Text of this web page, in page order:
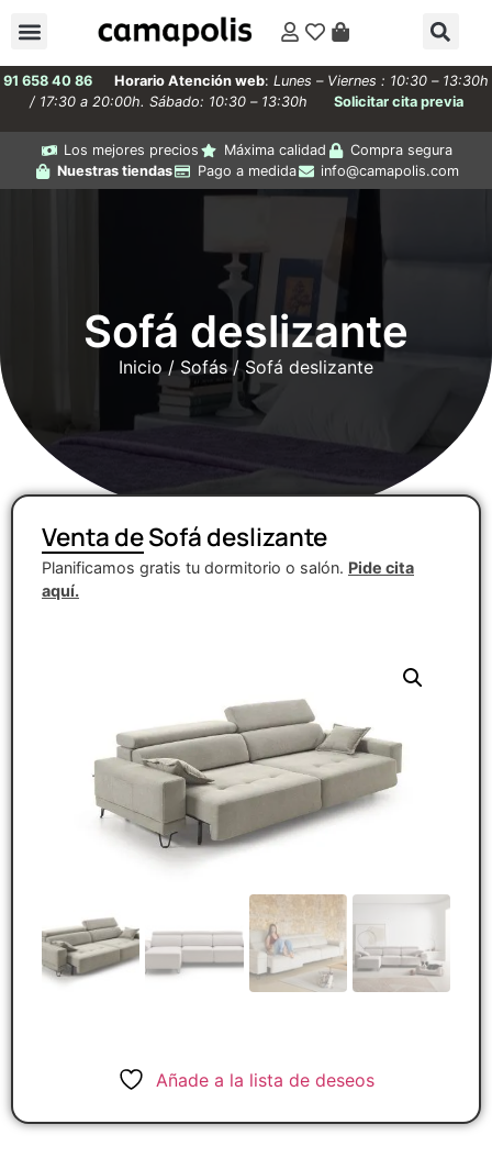
91 658 40 86 Horario Atención web: Lunes – Viernes : 10:30 – 13:30h
/ 17:30 a 20:00h. Sábado: 10:30 – 13:30h
Solicitar cita previa
Los mejores precios Máxima calidad
Compra segura
Nuestras tiendas
Pago a medida info@camapolis.com
Sofá deslizante
Inicio/Sofás/ Sofá deslizante
Venta de Sofá deslizante
Planificamos gratis tu dormitorio o salón. Pide cita
aquí.
Añade a la lista de deseos